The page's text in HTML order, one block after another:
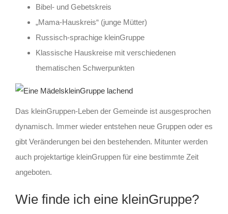
Bibel- und Gebetskreis
„Mama-Hauskreis“ (junge Mütter)
Russisch-sprachige kleinGruppe
Klassische Hauskreise mit verschiedenen
thematischen Schwerpunkten
Das kleinGruppen-Leben der Gemeinde ist ausgesprochen
dynamisch. Immer wieder entstehen neue Gruppen oder es
gibt Veränderungen bei den bestehenden. Mitunter werden
auch projektartige kleinGruppen für eine bestimmte Zeit
angeboten.
Wie finde ich eine kleinGruppe?